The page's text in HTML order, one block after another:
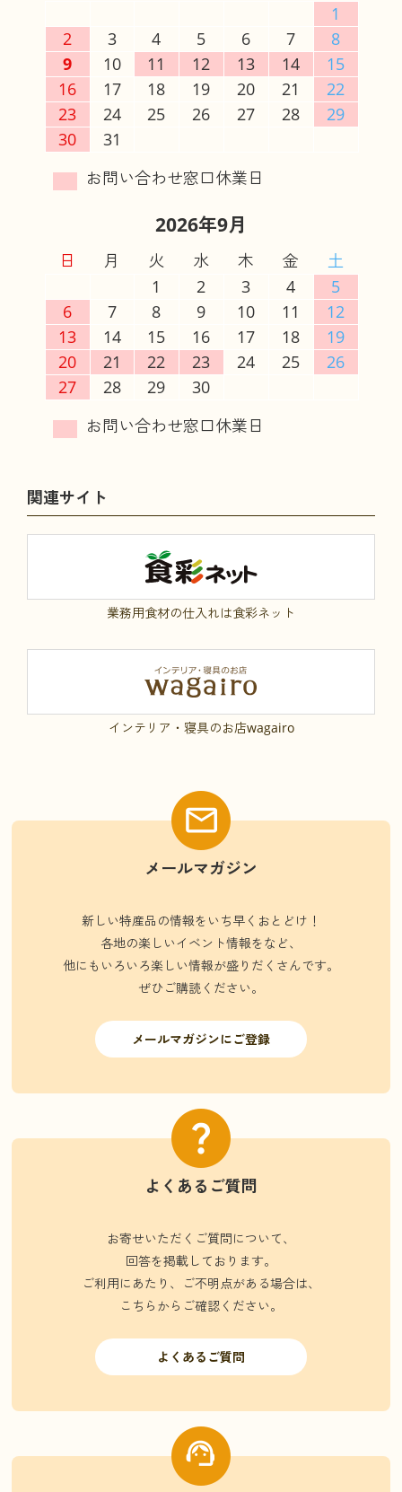
1
2
3 4 5 6 7
8
9
10 11 12 13 14
15
16
17 18 19 20 21
22
23
24 25 26 27 28
29
30
31
2026年9月
日 月 火 水 木 金
土
1
2 3 4
5
6
7 8 9 10 11
12
13
14 15 16 17 18
19
20
21 22 23 24 25
26
27
28 29 30
関連サイト
業務用食材の仕入れは食彩ネット
インテリア・寝具のお店wagairo
メールマガジン
新しい特産品の情報をいち早くおとどけ！
各地の楽しいイベント情報をなど、
他にもいろいろ楽しい情報が盛りだくさんです。
ぜひご購読ください。
メールマガジンにご登録
よくあるご質問
お寄せいただくご質問について、
回答を掲載しております。
ご利用にあたり、ご不明点がある場合は、
こちらからご確認ください。
よくあるご質問